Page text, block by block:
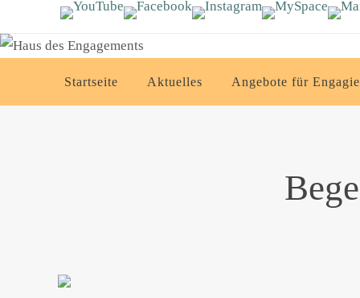
Inhalt
springen
springen
Startseite Aktuelles Angebote für